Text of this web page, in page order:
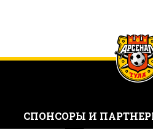
CПОНСОРЫ И